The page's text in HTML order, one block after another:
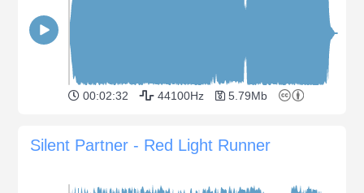
00:02:32 44100Hz 5.79Mb
Silent Partner - Red Light Runner